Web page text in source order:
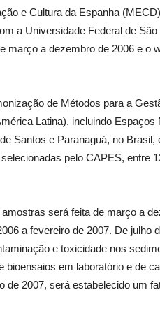
e Cultura da Espanha
a Universidade Federal de
março a dezembro de 2006 e o
de Métodos para a
Latina), incluindo
Santos e Paranaguá, no
pelo CAPES, entre
será feita de março a
a fevereiro de 2007. De julho
e toxicidade nos
bioensaios em laboratório e de
de 2007, será estabelecido um